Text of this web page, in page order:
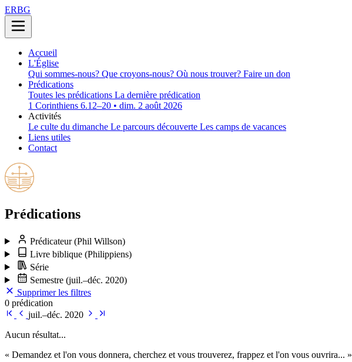
ERBG
Accueil
L'Église
Qui sommes-nous? Que croyons-nous? Où nous trouver? Faire un don
Prédications
Toutes les prédications La dernière prédication
1 Corinthiens 6.12–20 • dim. 2 août 2026
Activités
Le culte du dimanche Le parcours découverte Les camps de vacances
Liens utiles
Contact
Prédications
Prédicateur(Phil Willson)
Livre biblique (Philippiens)
Série
Semestre (juil.–déc. 2020)
Supprimer les filtres
0 prédication
juil.–déc. 2020
Aucun résultat...
« Demandez et l'on vous donnera, cherchez et vous trouverez, frappez et l'on vous ouvrira... »